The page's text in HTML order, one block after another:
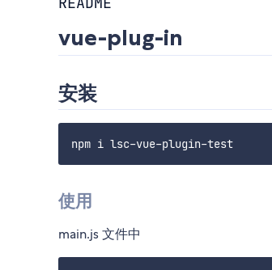
vue-plug-in
安装
使用
main.js 文件中